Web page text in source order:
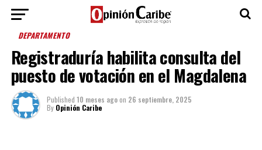
DEPARTAMENTO
Registraduría habilita consulta del
puesto de votación en el Magdalena
Published 10 meses agoon 26 septiembre, 2025
By Opinión Caribe